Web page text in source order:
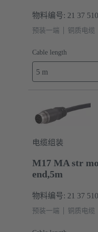
物料编号: 21 37
预装一端 铜质电缆
Cable length
5 m
电缆组装
M17 MA str
end,5m
物料编号: 21 37
预装一端 铜质电缆